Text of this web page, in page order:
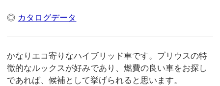
◎ カタログデータ
かなりエコ寄りなハイブリッド車です。プリウスの特
徴的なルックスが好みであり、燃費の良い車をお探し
であれば、候補として挙げられると思います。